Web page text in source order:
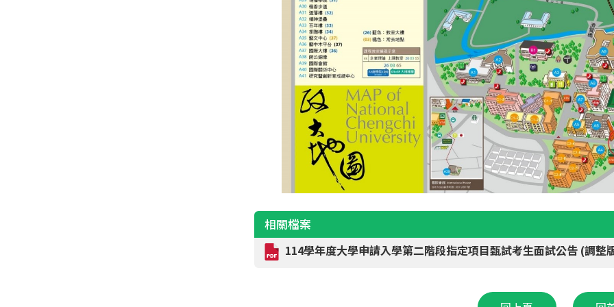
相關檔案
114學年度大學申請入學第二階段指定項目甄試考生面試公告 (調整